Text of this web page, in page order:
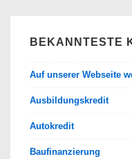
BEKANNTESTE
Auf unserer Webseite
Ausbildungskredit
Autokredit
Baufinanzierung